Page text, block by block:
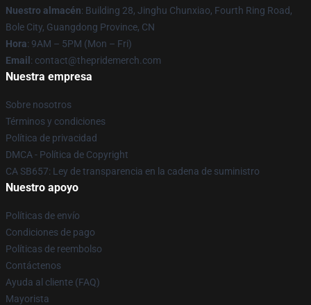
Nuestro almacén: Building 28, Jinghu Chunxiao, Fourth Ring Road,
Bole City, Guangdong Province, CN
Hora: 9AM – 5PM (Mon – Fri)
Email : contact@thepridemerch.com
Nuestra empresa
Sobre nosotros
Términos y condiciones
Política de privacidad
DMCA - Política de Copyright
CA SB657: Ley de transparencia en la cadena de suministro
Nuestro apoyo
Políticas de envío
Condiciones de pago
Políticas de reembolso
Contáctenos
Ayuda al cliente (FAQ)
Mayorista